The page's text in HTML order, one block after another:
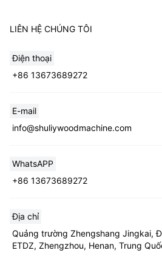
LIÊN HỆ CHÚNG TÔI
Điện thoại
+86 13673689272
E-mail
info@shuliywoodmachine.com
WhatsAPP
+86 13673689272
Địa chỉ
Quảng trường Zhengshang Jingkai,
ETDZ, Zhengzhou, Henan, Trung